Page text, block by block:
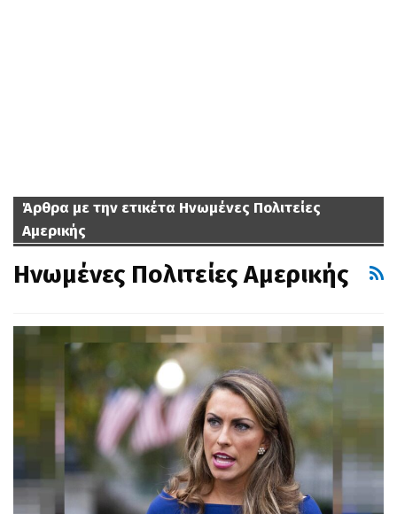
Άρθρα με την ετικέτα Ηνωμένες Πολιτείες
Αμερικής
Ηνωμένες Πολιτείες Αμερικής